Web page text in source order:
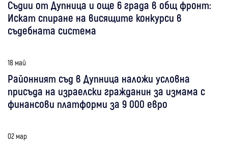
Съдии от Дупница и още 6 града в общ фронт:
Искат спиране на висящите конкурси в
съдебната система
18 май
Районният съд в Дупница наложи условна
присъда на израелски гражданин за измама с
финансови платформи за 9 000 евро
02 мар